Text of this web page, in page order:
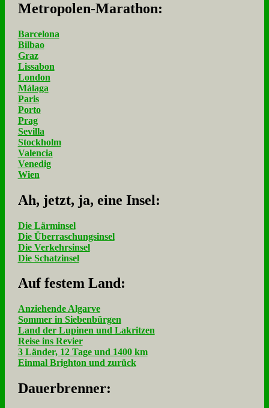
Me­tro­po­len-Ma­ra­thon:
Barcelona
Bilbao
Graz
Lissabon
London
Málaga
Paris
Porto
Prag
Sevilla
Stockholm
Valencia
Venedig
Wien
Ah, jetzt, ja, ei­ne In­sel:
Die Lärminsel
Die Überraschungsinsel
Die Verkehrsinsel
Die Schatzinsel
Auf fe­stem Land:
Anziehende Algarve
Sommer in Siebenbürgen
Land der Lupinen und Lakritzen
Reise ins Revier
3 Länder, 12 Tage und 1400 km
Einmal Brighton und zurück
Dau­er­bren­ner: